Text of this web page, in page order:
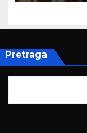
Pretraga